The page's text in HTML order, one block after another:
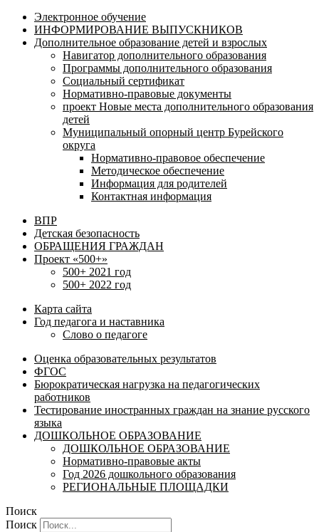
Электронное обучение
ИНФОРМИРОВАНИЕ ВЫПУСКНИКОВ
Дополнительное образование детей и взрослых
Навигатор дополнительного образования
Программы дополнительного образования
Социальный сертификат
Нормативно-правовые документы
проект Новые места дополнительного образования
детей
Муниципальный опорный центр Бурейского
округа
Нормативно-правовое обеспечение
Методическое обеспечение
Информация для родителей
Контактная информация
ВПР
Детская безопасность
ОБРАЩЕНИЯ ГРАЖДАН
Проект «500+»
500+ 2021 год
500+ 2022 год
Карта сайта
Год педагога и наставника
Слово о педагоге
Оценка образовательных результатов
ФГОС
Бюрократическая нагрузка на педагогических
работников
Тестирование иностранных граждан на знание русского
языка
ДОШКОЛЬНОЕ ОБРАЗОВАНИЕ
ДОШКОЛЬНОЕ ОБРАЗОВАНИЕ
Нормативно-правовые акты
Год 2026 дошкольного образования
РЕГИОНАЛЬНЫЕ ПЛОЩАДКИ
Поиск
Поиск